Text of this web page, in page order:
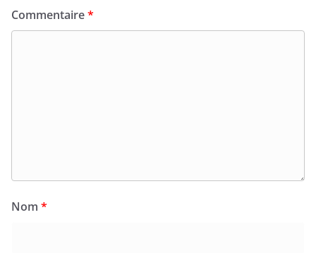
Commentaire*
Nom *